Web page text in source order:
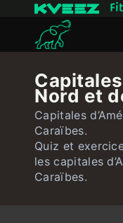
Nord et
Capitales
Caraïbes.
Quiz et
les capitales
Caraïbes.